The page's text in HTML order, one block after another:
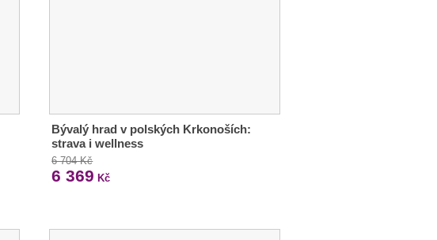
Bývalý hrad v polských Krkonoších:
strava i wellness
6 704 Kč
6 369 Kč